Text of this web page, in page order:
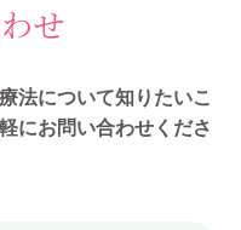
せ
法について知りたいこ
にお問い合わせくださ